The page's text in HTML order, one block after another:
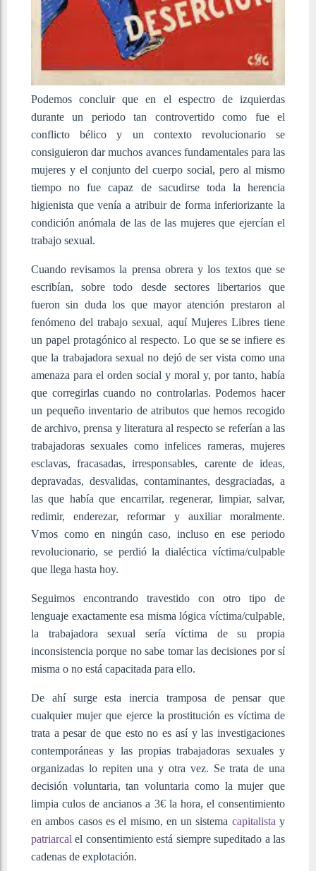
Podemos concluir que en el espectro de izquierdas
durante un periodo tan controvertido como fue el
conflicto bélico y un contexto revolucionario se
consiguieron dar muchos avances fundamentales para las
mujeres y el conjunto del cuerpo social, pero al mismo
tiempo no fue capaz de sacudirse toda la herencia
higienista que venía a atribuir de forma inferiorizante la
condición anómala de las de las mujeres que ejercían el
trabajo sexual.
Cuando revisamos la prensa obrera y los textos que se
escribían, sobre todo desde sectores libertarios que
fueron sin duda los que mayor atención prestaron al
fenómeno del trabajo sexual, aquí Mujeres Libres tiene
un papel protagónico al respecto. Lo que se se infiere es
que la trabajadora sexual no dejó de ser vista como una
amenaza para el orden social y moral y, por tanto, había
que corregirlas cuando no controlarlas. Podemos hacer
un pequeño inventario de atributos que hemos recogido
de archivo, prensa y literatura al respecto se referían a las
trabajadoras sexuales como infelices rameras, mujeres
esclavas, fracasadas, irresponsables, carente de ideas,
depravadas, desvalidas, contaminantes, desgraciadas, a
las que había que encarrilar, regenerar, limpiar, salvar,
redimir, enderezar, reformar y auxiliar moralmente.
Vmos como en ningún caso, incluso en ese periodo
revolucionario, se perdió la dialéctica víctima/culpable
que llega hasta hoy.
Seguimos encontrando travestido con otro tipo de
lenguaje exactamente esa misma lógica víctima/culpable,
la trabajadora sexual sería víctima de su propia
inconsistencia porque no sabe tomar las decisiones por sí
misma o no está capacitada para ello.
De ahí surge esta inercia tramposa de pensar que
cualquier mujer que ejerce la prostitución es víctima de
trata a pesar de que esto no es así y las investigaciones
contemporáneas y las propias trabajadoras sexuales y
organizadas lo repiten una y otra vez. Se trata de una
decisión voluntaria, tan voluntaria como la mujer que
limpia culos de ancianos a 3€ la hora, el consentimiento
en ambos casos es el mismo, en un sistema capitalista y
patriarcal el consentimiento está siempre supeditado a las
cadenas de explotación.